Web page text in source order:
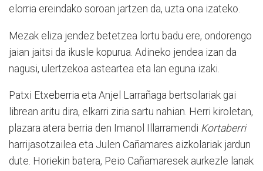
elorria ereindako soroan jartzen da, uzta ona izateko.
Mezak eliza jendez betetzea lortu badu ere, ondorengo
jaian jaitsi da ikusle kopurua. Adineko jendea izan da
nagusi, ulertzekoa asteartea eta lan eguna izaki.
Patxi Etxeberria eta Anjel Larrañaga bertsolariak gai
librean aritu dira, elkarri ziria sartu nahian. Herri kiroletan,
plazara atera berria den Imanol Illarramendi Kortaberri
harrijasotzailea eta Julen Cañamares aizkolariak jardun
dute. Horiekin batera, Peio Cañamaresek aurkezle lanak